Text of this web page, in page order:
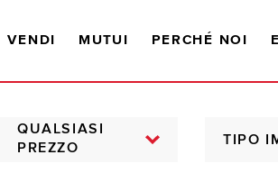
VENDI MUTUI PERCHÉ NOI
QUALSIASI
PREZZO
TIPO